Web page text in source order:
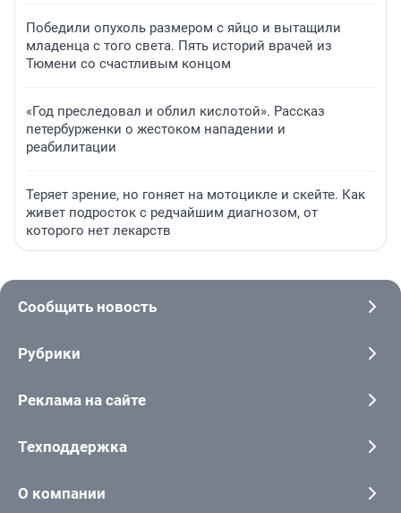
Победили опухоль размером с яйцо и вытащили
младенца с того света. Пять историй врачей из
Тюмени со счастливым концом
«Год преследовал и облил кислотой». Рассказ
петербурженки о жестоком нападении и
реабилитации
Теряет зрение, но гоняет на мотоцикле и скейте. Как
живет подросток с редчайшим диагнозом, от
которого нет лекарств
Сообщить новость
Рубрики
Реклама на сайте
Техподдержка
О компании